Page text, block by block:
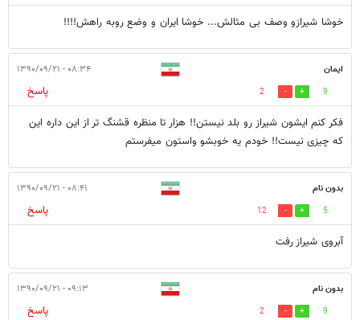
خوشا شیرازو وصف بی مثالش... خوشا ایران و وضع روبه راهش!!!!
ایمان ۰۸:۳۴ - ۱۳۹۰/۰۹/۲۱
9
2
پاسخ
فکر کنم ایشون شیراز رو بلد نیستن!! هزار تا منظره قشنگ تر از این داره این
که چیزی نیست!! خودم یه خوبشو واستون میفرستم
بدون نام ۰۸:۴۱ - ۱۳۹۰/۰۹/۲۱
5
12
پاسخ
آبروی شیراز رفت
بدون نام ۰۹:۱۳ - ۱۳۹۰/۰۹/۲۱
9
2 پاسخ